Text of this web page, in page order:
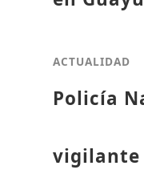
ACTUALIDAD
Policía
vigilante